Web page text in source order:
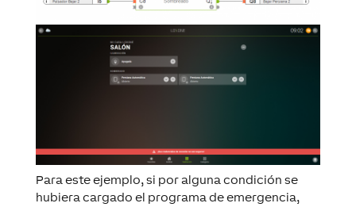
Para este ejemplo, si por alguna condición se
hubiera cargado el programa de emergencia,